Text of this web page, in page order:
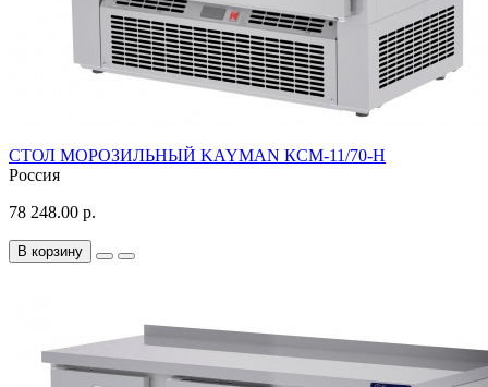
СТОЛ МОРОЗИЛЬНЫЙ KAYMAN КСМ-11/70-Н
Россия
78 248.00 р.
В корзину